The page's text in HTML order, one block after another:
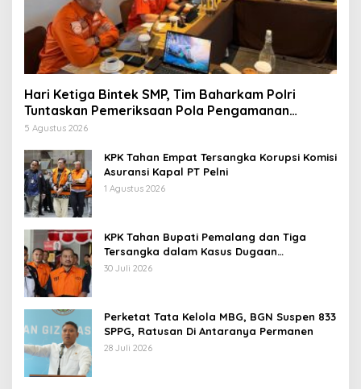
Hari Ketiga Bintek SMP, Tim Baharkam Polri
Tuntaskan Pemeriksaan Pola Pengamanan
Pertamina Patra Niaga Jabar
5 Agustus 2026
KPK Tahan Empat Tersangka Korupsi Komisi
Asuransi Kapal PT Pelni
1 Agustus 2026
KPK Tahan Bupati Pemalang dan Tiga
Tersangka dalam Kasus Dugaan
Pemerasan
30 Juli 2026
Perketat Tata Kelola MBG, BGN Suspen 833
SPPG, Ratusan Di Antaranya Permanen
28 Juli 2026